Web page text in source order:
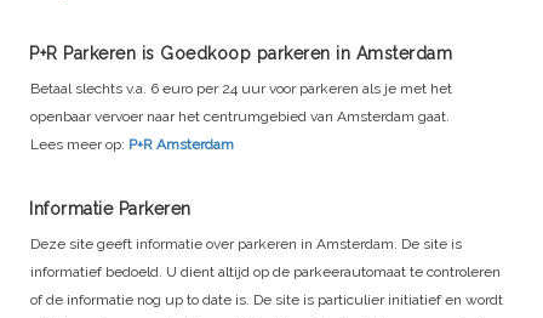
P+R Parkeren is Goedkoop parkeren in Amsterdam
Betaal slechts v.a. 6 euro per 24 uur voor parkeren als je met het
openbaar vervoer naar het centrumgebied van Amsterdam gaat.
Lees meer op: P+R Amsterdam
Informatie Parkeren
Deze site geeft informatie over parkeren in Amsterdam. De site is
informatief bedoeld. U dient altijd op de parkeerautomaat te controleren
of de informatie nog up to date is. De site is particulier initiatief en wordt